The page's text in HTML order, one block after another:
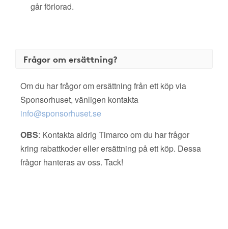
går förlorad.
Frågor om ersättning?
Om du har frågor om ersättning från ett köp via
Sponsorhuset, vänligen kontakta
info@sponsorhuset.se
OBS: Kontakta aldrig Timarco om du har frågor
kring rabattkoder eller ersättning på ett köp. Dessa
frågor hanteras av oss. Tack!